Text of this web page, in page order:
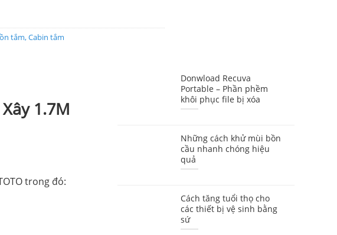
tắm, Cabin tắm
1.7M
trong đó:
Donwload Recuva
Portable – Phần phềm
khôi phục file bị xóa
Những cách khử mùi bồn
cầu nhanh chóng hiệu
quả
Cách tăng tuổi thọ cho
các thiết bị vệ sinh bằng
sứ